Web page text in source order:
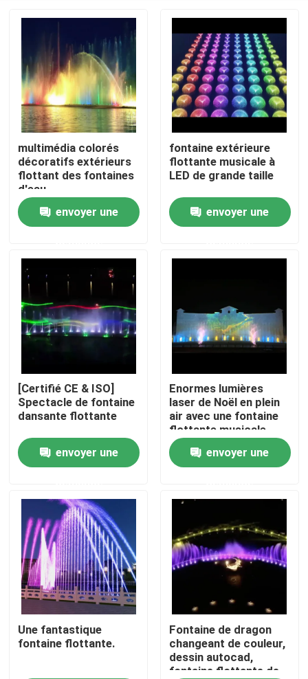
Aperçu
Produits
Visite d'usine
Contrôle de la qualité
Contact
Demande de soumission
fontaine de flottement
Les fontaines du lac
multimédia colorés
décoratifs extérieurs
flottant des fontaines
d'eau
envoyer une
fontaine extérieure
flottante musicale à
LED de grande taille
envoyer une
[Certifié CE & ISO]
Spectacle de fontaine
dansante flottante
envoyer une
Enormes lumières
laser de Noël en plein
air avec une fontaine
flottante musicale
unique dans le lac
envoyer une
Une fantastique
fontaine flottante.
Fontaine de dragon
changeant de couleur,
dessin autocad,
fontaine flottante de